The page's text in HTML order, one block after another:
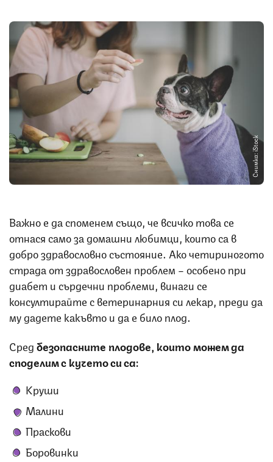
Снимка: iStock
Важно е да споменем също, че всичко това се
отнася само за домашни любимци, които са в
добро здравословно състояние. Ако четириногото
страда от здравословен проблем – особено при
диабет и сърдечни проблеми, винаги се
консултирайте с ветеринарния си лекар, преди да
му дадете какъвто и да е било плод.
Средбезопасните плодове, които можем да
споделим с кучето си са:
Круши
Малини
Праскови
Боровинки